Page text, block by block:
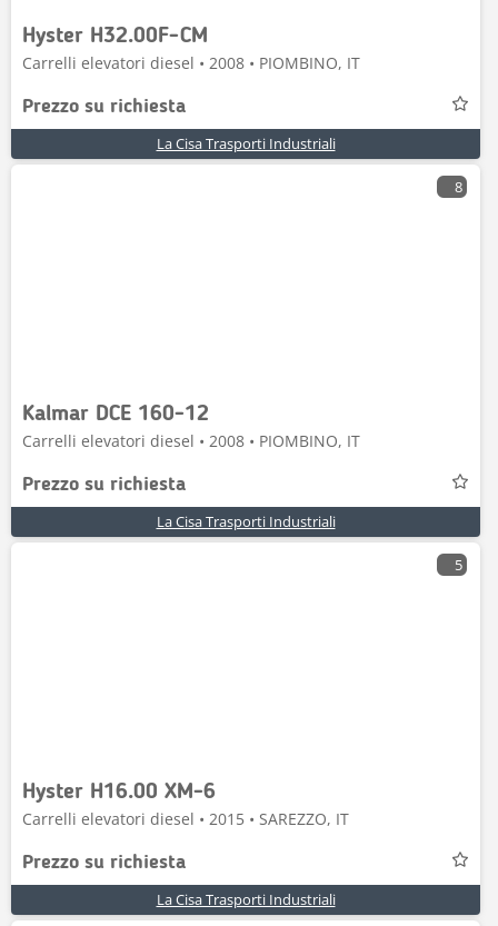
Hyster H32.00F-CM
Carrelli elevatori diesel • 2008 • PIOMBINO, IT
Prezzo su richiesta
La Cisa Trasporti Industriali
8
Kalmar DCE 160-12
Carrelli elevatori diesel • 2008 • PIOMBINO, IT
Prezzo su richiesta
La Cisa Trasporti Industriali
5
Hyster H16.00 XM-6
Carrelli elevatori diesel • 2015 • SAREZZO, IT
Prezzo su richiesta
La Cisa Trasporti Industriali